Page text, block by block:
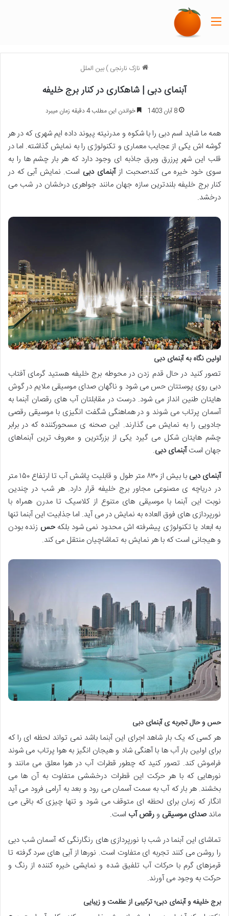
نازک نارنجی)بین الملل
آبنمای دبی | شاهکاری در کنار برج خلیفه
8 آبان 1403 خواندن این مطلب 4 دقیقه زمان میبرد
همه ما شاید اسم دبی را با شکوه و مدرنیته پیوند داده ایم شهری که در هر
گوشه اش یکی از عجایب معماری و تکنولوژی را به نمایش گذاشته. اما در
قلب این شهر پرزرق وبرق جاذبه ای وجود دارد که هر بار چشم ها را به
سوی خود خیره می کند؛صحبت ازآبنمای دبی است. نمایش آبی که در
کنار برج خلیفه بلندترین سازه جهان مانند جواهری درخشان در شب می
درخشد.
اولین نگاه به آبنمای دبی
تصور کنید در حال قدم زدن در محوطه برج خلیفه هستید گرمای آفتاب
دبی روی پوستتان حس می شود و ناگهان صدای موسیقی ملایم در گوش
هایتان طنین انداز می شود. درست در مقابلتان آب های رقصان آبنما به
آسمان پرتاب می شوند و در هماهنگی شگفت انگیزی با موسیقی رقصی
جادویی را به نمایش می گذارند. این صحنه ی مسحورکننده که در برابر
چشم هایتان شکل می گیرد یکی از بزرگترین و معروف ترین آبنماهای
جهان استآبنمای دبی.
آبنمای دبی
با بیش از ۸۳۰ متر طول و قابلیت پاشش آب تا ارتفاع ۱۵۰ متر
در دریاچه ی مصنوعی مجاور برج خلیفه قرار دارد. هر شب در چندین
نوبت این آبنما با موسیقی های متنوع از کلاسیک تا مدرن همراه با
نورپردازی های فوق العاده به نمایش در می آید. اما جذابیت این آبنما تنها
به ابعاد یا تکنولوژی پیشرفته اش محدود نمی شود بلکهحس زنده بودن
و هیجانی است که با هر نمایش به تماشاچیان منتقل می کند.
حس و حال تجربه ی آبنمای دبی
هر کسی که یک بار شاهد اجرای این آبنما باشد نمی تواند لحظه ای را که
برای اولین بار آب ها با آهنگی شاد و هیجان انگیز به هوا پرتاب می شوند
فراموش کند. تصور کنید که چطور قطرات آب در هوا معلق می مانند و
نورهایی که با هر حرکت این قطرات درخششی متفاوت به آن ها می
بخشند. هر بار که آب به سمت آسمان می رود و بعد به آرامی فرود می آید
انگار که زمان برای لحظه ای متوقف می شود و تنها چیزی که باقی می
ماندصدای موسیقی ورقص آب است.
تماشای این آبنما در شب با نورپردازی های رنگارنگی که آسمان شب دبی
را روشن می کنند تجربه ای متفاوت است. نورها از آبی های سرد گرفته تا
قرمزهای گرم با حرکات آب تلفیق شده و نمایشی خیره کننده از رنگ و
حرکت به وجود می آورند.
برج خلیفه و آبنمای دبی؛ ترکیبی از عظمت و زیبایی